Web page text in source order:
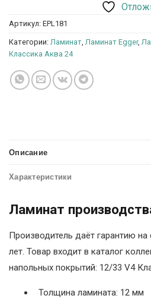
Артикул: EPL181
Категории: Ламинат Ламинат Egger,
Классика Аква 24
Описание
Характеристики
Ламинат
Производитель даёт гарантию
лет. Товар входит в каталог
напольных покрытий: 12/33 V4
Толщина ламината: 12 мм